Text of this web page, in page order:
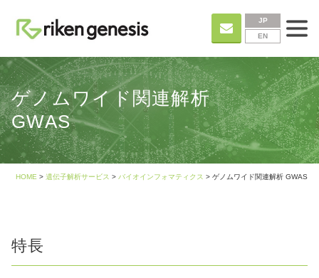
JP
EN
ゲノムワイド関連解析
GWAS
HOME > 遺伝子解析サービス > バイオインフォマティクス > ゲノムワイド関連解析 GWAS
特長